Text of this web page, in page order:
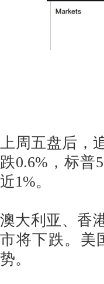
上周五盘后，
跌0.6%，标普
近1%。
澳大利亚、香
市将下跌。美
势。